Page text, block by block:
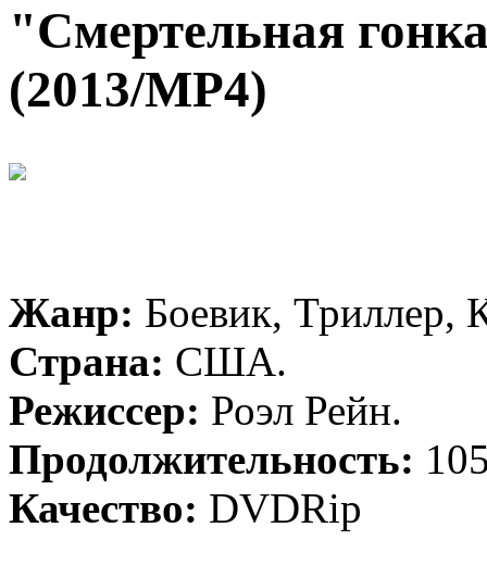
"Смертельная
(2013/МР4)
Жанр: Боевик, Триллер,
Страна: США.
Режиссер: Роэл Рейн.
Продолжительность:
Качество: DVDRip